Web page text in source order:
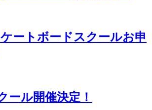
ートボードスクールお申
ール開催決定！